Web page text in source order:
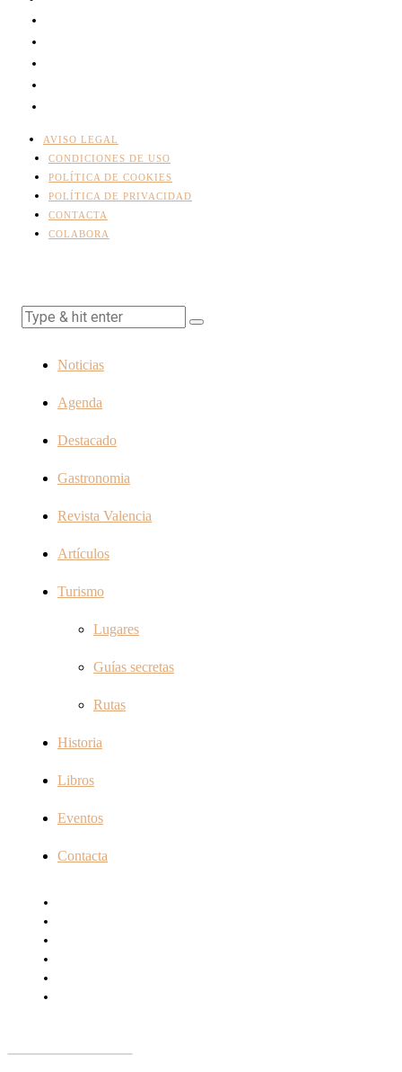
AVISO LEGAL
CONDICIONES DE USO
POLÍTICA DE COOKIES
POLÍTICA DE PRIVACIDAD
CONTACTA
COLABORA
Noticias
Agenda
Destacado
Gastronomia
Revista Valencia
Artículos
Turismo
Lugares
Guías secretas
Rutas
Historia
Libros
Eventos
Contacta